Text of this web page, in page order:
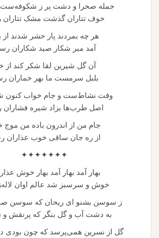
جمله صحرا و دشت پر ز
خوف تتاران گذشت مشک تتاران
هر چه بمردند پار حشر شدند از
آمد میر شکار صید شکاران
آن گل شیرین لقا شکر کند از
بلبل سرمست ما بهر خماران
وقت نشاط‌ست و جام خواب کنون
اصل طرب‌ها بزاد شیره فشاران
جام من از اندرون باده من موج
از ره جان ساقی خوب عذاران
✦✦✦✦✦✦✦
بهار آمد بهار آمد بهار خوش
خوش و سرسبز شد عالم اوان
ز سوسن بشنو ای ریحان که سوسن صد
به دشت آب و گل بنگر که پرنقش و
گل از نسرین همی‌پرسد که چون بودی